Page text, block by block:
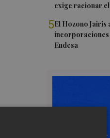
exige racionar
5El Hozono Jairis
incorporaciones
Endesa